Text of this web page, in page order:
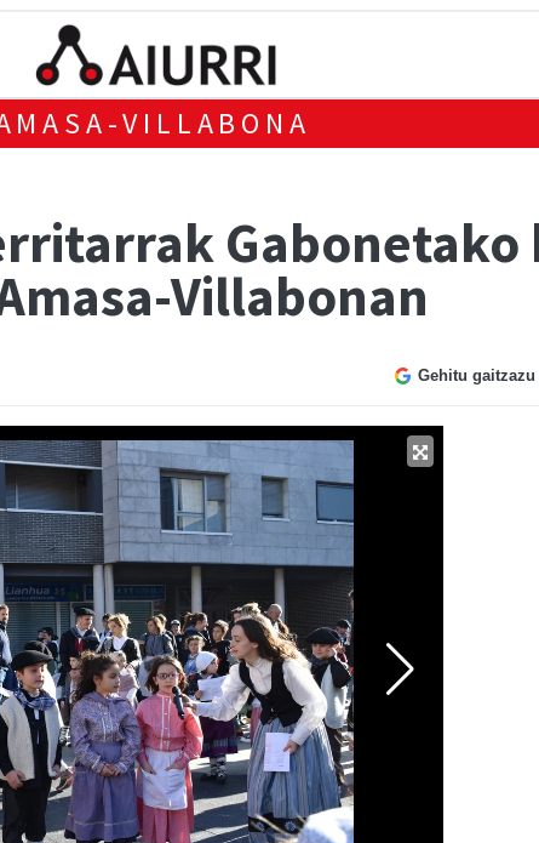
VILLABONA
Villabonan
Gehitu